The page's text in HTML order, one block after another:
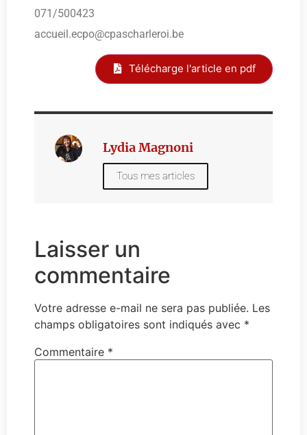
071/500423
accueil.ecpo@cpascharleroi.be
Télécharge l'article en pdf
Lydia Magnoni
Tous mes articles
Laisser un
commentaire
Votre adresse e-mail ne sera pas publiée. Les
champs obligatoires sont indiqués avec *
Commentaire *